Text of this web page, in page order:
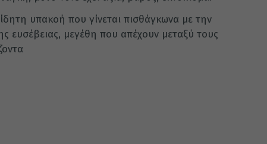
υπακοή που γίνεται πισθάγκωνα με την
ευσέβειας, μεγέθη που απέχουν μεταξύ τους